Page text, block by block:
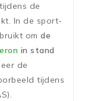
de
In de sport-
om de
in stand
de
tijdens